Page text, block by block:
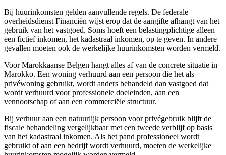
Bij huurinkomsten gelden aanvullende regels. De federale
overheidsdienst Financiën wijst erop dat de aangifte afhangt van het
gebruik van het vastgoed. Soms hoeft een belastingplichtige alleen
een fictief inkomen, het kadastraal inkomen, op te geven. In andere
gevallen moeten ook de werkelijke huurinkomsten worden vermeld.
Voor Marokkaanse Belgen hangt alles af van de concrete situatie in
Marokko. Een woning verhuurd aan een persoon die het als
privéwoning gebruikt, wordt anders behandeld dan vastgoed dat
wordt verhuurd voor professionele doeleinden, aan een
vennootschap of aan een commerciële structuur.
Bij verhuur aan een natuurlijk persoon voor privégebruik blijft de
fiscale behandeling vergelijkbaar met een tweede verblijf op basis
van het kadastraal inkomen. Als het pand professioneel wordt
gebruikt of aan een bedrijf wordt verhuurd, moeten de werkelijke